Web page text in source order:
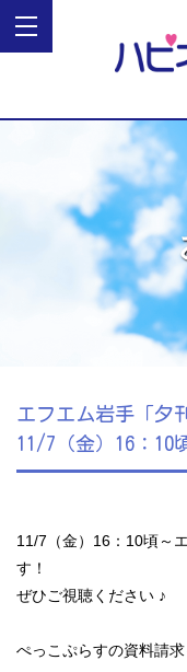
エフエム岩手「
11/7（金）16：10
11/7（金）16：10頃～
す！
ぜひご視聴ください ♪
ぺっこぷらすの資料請求